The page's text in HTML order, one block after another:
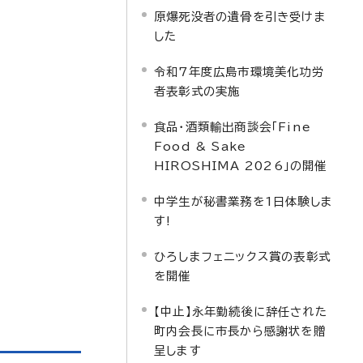
原爆死没者の遺骨を引き受けま
した
令和7年度広島市環境美化功労
者表彰式の実施
食品・酒類輸出商談会「Fine
Food & Sake
HIROSHIMA 2026」の開催
中学生が秘書業務を1日体験しま
す!
ひろしまフェニックス賞の表彰式
を開催
【中止】永年勤続後に辞任された
町内会長に市長から感謝状を贈
呈します